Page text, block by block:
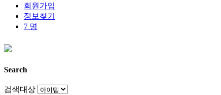
회원 가입
정보찾기
7 명
Search
검색대상